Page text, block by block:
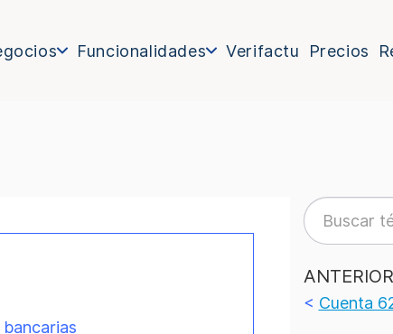
Funcionalidades Verifactu Precios
ANTERIOR
< Cuenta